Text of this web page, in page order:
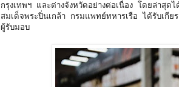
กรุงเทพฯ และต่างจังหวัดอย่างต่อเนื่อง โดยล่
สมเด็จพระปิ่นเกล้า กรมแพทย์ทหารเรือ ได้รับเ
ผู้รับมอบ